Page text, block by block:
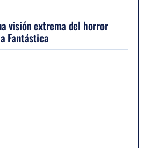
visión extrema del horror
Fantástica